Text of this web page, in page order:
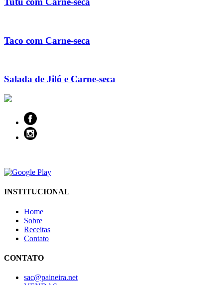
Taco com Carne-seca
Salada de Jiló e Carne-seca
INSTITUCIONAL
Home
Sobre
Receitas
Contato
CONTATO
sac@paineira.net